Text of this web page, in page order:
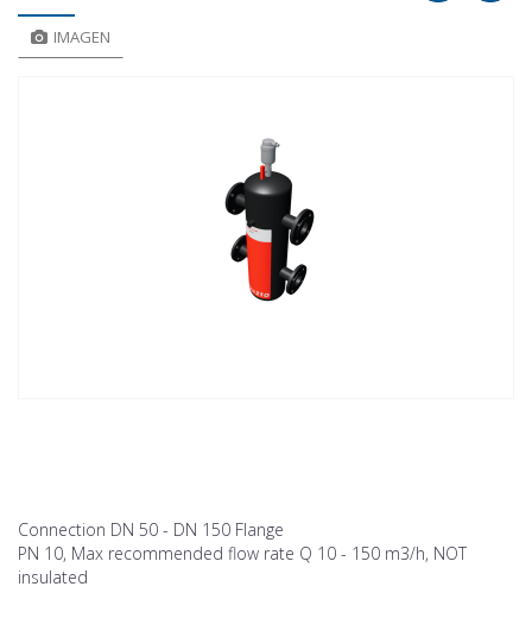
IMAGEN
Connection DN 50 - DN 150 Flange
PN 10, Max recommended flow rate Q 10 - 150 m3/h, NOT
insulated